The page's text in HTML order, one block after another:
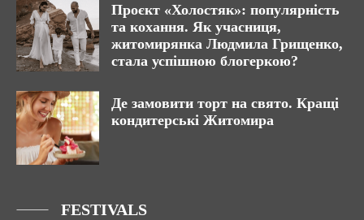
Проєкт «Холостяк»: популярність
та кохання. Як учасниця,
житомирянка Людмила Грищенко,
стала успішною блогеркою?
Де замовити торт на свято. Кращі
кондитерські Житомира
FESTIVALS